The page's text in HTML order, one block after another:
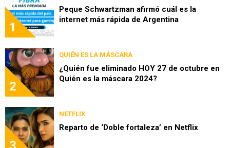
1
Peque Schwartzman afirmó cuál es la
internet más rápida de Argentina
2
QUIÉN ES LA MÁSCARA
¿Quién fue eliminado HOY 27 de octubre en
Quién es la máscara 2024?
NETFLIX
Reparto de ‘Doble fortaleza’ en Netflix